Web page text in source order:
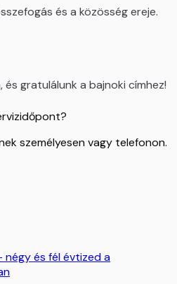
és a közösség ereje.
és gratulálunk a bajnoki címhez!
személyesen vagy telefonon.